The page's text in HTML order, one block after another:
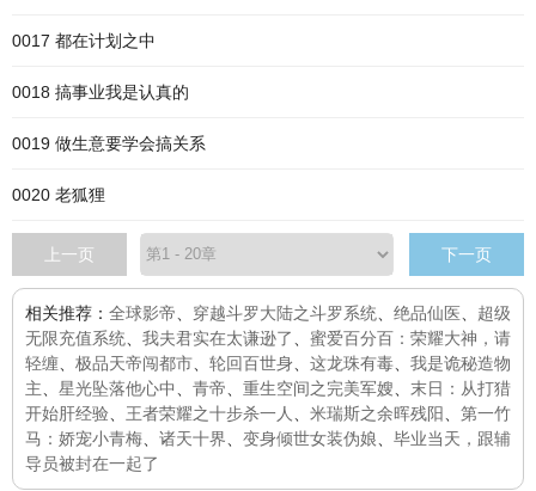
0017 都在计划之中
0018 搞事业我是认真的
0019 做生意要学会搞关系
0020 老狐狸
上一页 下一页
相关推荐： 全球影帝 穿越斗罗大陆之斗罗系统 绝品仙医
超级
无限充值系统
我夫君实在太谦逊了
蜜爱百分百：荣耀大神，请
轻缠
极品天帝闯都市 轮回百世身 这龙珠有毒
我是诡秘造物
主
星光坠落他心中 青帝 重生空间之完美军嫂
末日：从打猎
开始肝经验
王者荣耀之十步杀一人 米瑞斯之余晖残阳
第一竹
马：娇宠小青梅
诸天十界 变身倾世女装伪娘
毕业当天，跟辅
导员被封在一起了